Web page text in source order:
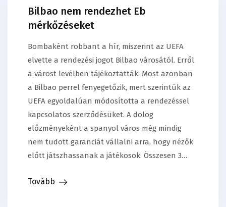
Bilbao nem rendezhet Eb
mérkőzéseket
Bombaként robbant a hír, miszerint az UEFA
elvette a rendezési jogot Bilbao városától. Erről
a várost levélben tájékoztatták. Most azonban
a Bilbao perrel fenyegetőzik, mert szerintük az
UEFA egyoldalúan módosította a rendezéssel
kapcsolatos szerződésüket. A dolog
előzményeként a spanyol város még mindig
nem tudott garanciát vállalni arra, hogy nézők
előtt játszhassanak a játékosok. Összesen 3…
Tovább